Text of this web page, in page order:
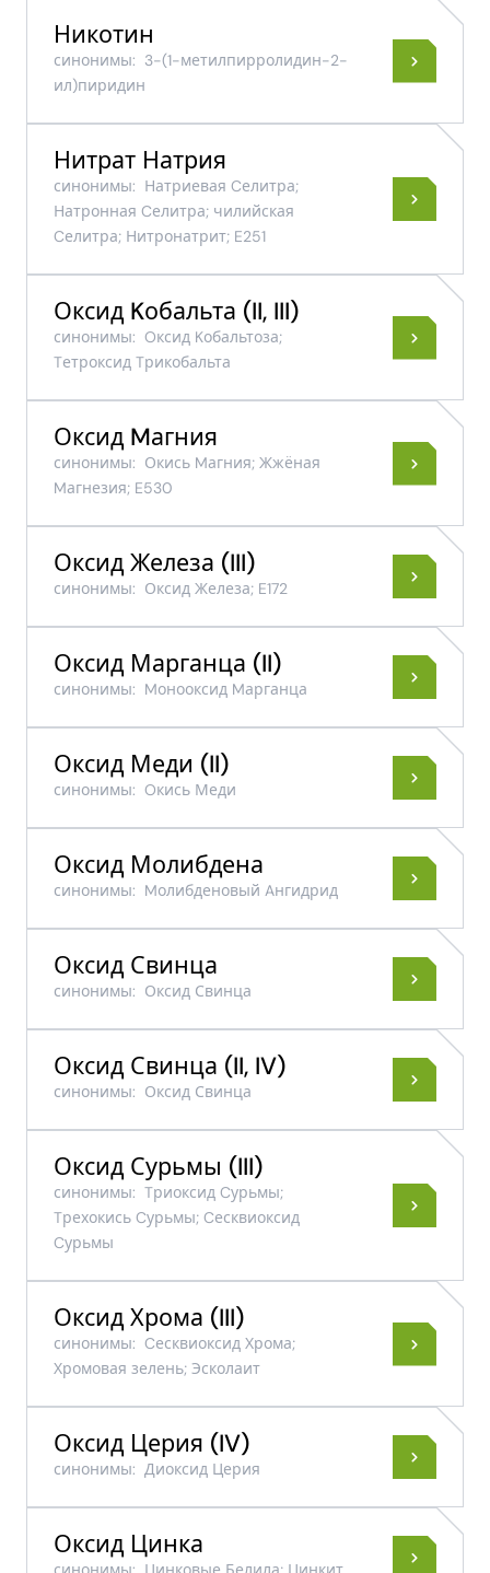
Никотин
синонимы: 3-(1-метилпирролидин-2-
ил)пиридин
Нитрат Натрия
синонимы: Натриевая Cелитра;
Натронная Cелитра; чилийская
Cелитра; Нитронатрит; E251
Оксид Kобальта (II, III)
синонимы: Oксид Kобальтоза;
Tетроксид Tрикобальта
Оксид Mагния
синонимы: Окись Mагния; Жжёная
Mагнезия; E530
Оксид Железа (III)
синонимы: Оксид Железа; E172
Оксид Марганца (II)
синонимы: Mонооксид Mарганца
Оксид Меди (II)
синонимы: Oкись Меди
Оксид Молибдена
синонимы: Mолибденовый Aнгидрид
Оксид Свинца
синонимы: Оксид Свинца
Оксид Свинца (II, IV)
синонимы: Оксид Свинца
Оксид Сурьмы ​(III)​
синонимы: Tриоксид Cурьмы;
Tрехокись Cурьмы; Cесквиоксид
Cурьмы
Оксид Хрома (III)
синонимы: Cесквиоксид Хрома;
Хромовая зелень; Эсколаит
Оксид Церия ​(IV)
синонимы: Диоксид Церия
Оксид Цинка